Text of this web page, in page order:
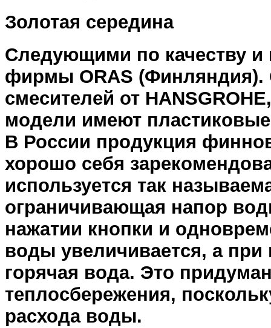
Золотая середина
Следующими по качеству
фирмы ORAS (Финляндия).
смесителей от
модели имеют
В России продукция
хорошо себя
используется так
ограничивающая напор
нажатии кнопки и
воды увеличивается, а при
горячая вода. Это
теплосбережения,
расхода воды.